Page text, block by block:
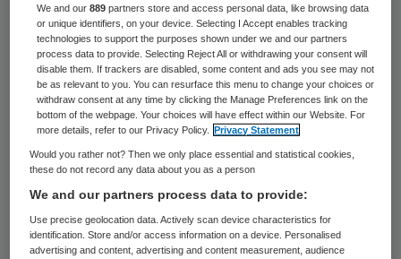
De Vereniging van Nederlandse Gemeenten
(VNG) moet onder geen beding akkoord
gaan met een bezuiniging van 200 miljoen
euro op huishoudelijke hulp, vindt de SP.
Tweede Kamerlid Henk van Gervenis van
mening dat het kabinet woordbreuk pleegt
door zo fors te bezuinigen.
We and our889 partners store and access personal data, like browsing data
or unique identifiers, on your device. Selecting I Accept enables tracking
technologies to support the purposes shown under we and our partners
process data to provide. Selecting Reject All or withdrawing your consent will
disable them. If trackers are disabled, some content and ads you see may not
be as relevant to you. You can resurface this menu to change your choices or
withdraw consent at any time by clicking the Manage Preferences link on the
bottom of the webpage. Your choices will have effect within our Website. For
more details, refer to our Privacy Policy.
Privacy Statement
Would you rather not? Then we only place essential and statistical cookies,
these do not record any data about you as a person
We and our partners process data to provide:
Use precise geolocation data. Actively scan device characteristics for
identification. Store and/or access information on a device. Personalised
advertising and content, advertising and content measurement, audience